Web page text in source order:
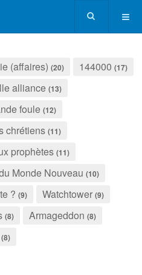
(affaires) (20) 144000 (17)
alliance (13)
foule (12)
chrétiens (11)
prophètes (11)
Monde Nouveau (10)
? (9) Watchtower (9)
(8) Armageddon (8)
(8)